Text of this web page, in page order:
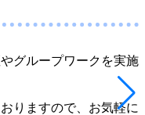
グループワークを実施
りますので、お気軽に